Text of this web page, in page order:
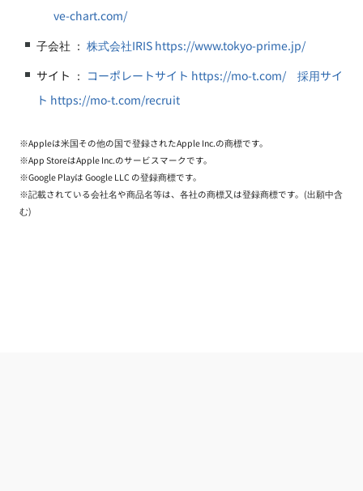
ve-chart.com/
子会社 ： 株式会社IRIS https://www.tokyo-prime.jp/
サイト ： コーポレートサイト https://mo-t.com/
採用サイ
ト https://mo-t.com/recruit
※Appleは米国その他の国で登録されたApple Inc.の商標です。
※App StoreはApple Inc.のサービスマークです。
※Google Playは Google LLC の登録商標です。
※記載されている会社名や商品名等は、各社の商標又は登録商標です。(出願中含
む)